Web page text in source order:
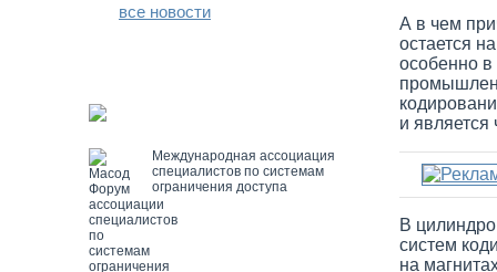
все новости
Международная ассоциация
специалистов по системам
ограничения доступа
А в чем
остается
особенно в
и является
В
систем
на